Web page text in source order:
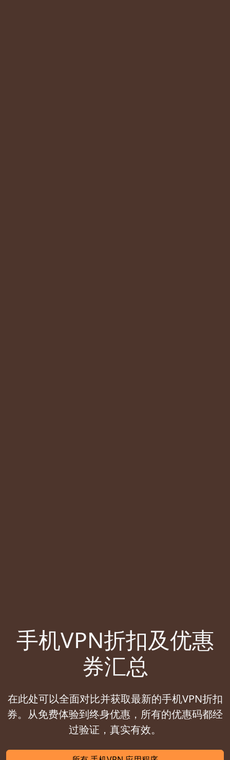
手机VPN折扣及优惠
券汇总
在此处可以全面对比并获取最新的手机VPN折扣
券。从免费体验到终身优惠，所有的优惠码都经
过验证，真实有效。